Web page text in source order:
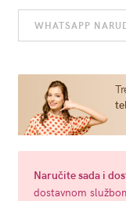
pečenje
jaja
penisa
Wille
količina
WHATSAPP
Naručitesadai
dostavnom